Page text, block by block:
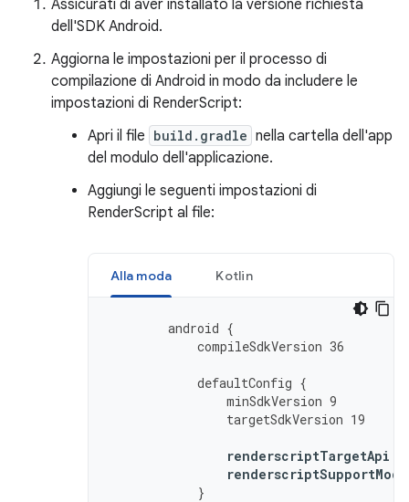
Assicurati di aver installato la versione richiesta
dell'SDK Android.
Aggiorna le impostazioni per il processo di
compilazione di Android in modo da includere le
impostazioni di RenderScript:
Apri il file build.gradle nella cartella dell'app
del modulo dell'applicazione.
Aggiungi le seguenti impostazioni di
RenderScript al file:
Alla moda Kotlin
android {
compileSdkVersion 36
defaultConfig {
minSdkVersion 9
targetSdkVersion 19
renderscriptTargetApi
}